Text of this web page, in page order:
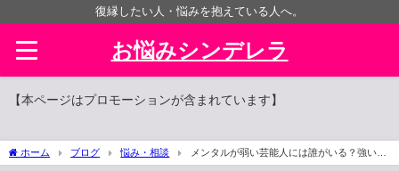
復縁したい人・悩みを抱えている人へ。
お悩みシンデレラ
【本ページはプロモーションが含まれています】
ホーム ブログ 悩み・相談
メンタルが弱い芸能人には誰がいる？強い心
をどうやって鍛えるのか